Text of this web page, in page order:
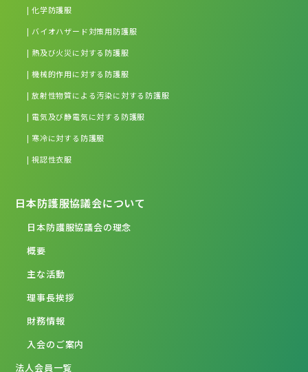
| 化学防護服
| バイオハザード対策用防護服
| 熱及び火災に対する防護服
| 機械的作用に対する防護服
| 放射性物質による汚染に対する防護服
| 電気及び静電気に対する防護服
| 寒冷に対する防護服
| 視認性衣服
日本防護服協議会について
日本防護服協議会の理念
概要
主な活動
理事長挨拶
財務情報
入会のご案内
法人会員一覧